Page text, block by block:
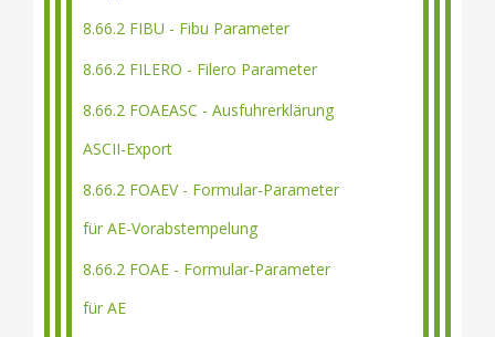
8.66.2 FIBU - Fibu Parameter
8.66.2 FILERO - Filero Parameter
8.66.2 FOAEASC - Ausfuhrerklärung
ASCII-Export
8.66.2 FOAEV - Formular-Parameter
für AE-Vorabstempelung
8.66.2 FOAE - Formular-Parameter
für AE